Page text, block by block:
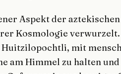
Aspekt der
Kosmologie verwurzelt.
Huitzilopochtli, mit
am Himmel zu halten